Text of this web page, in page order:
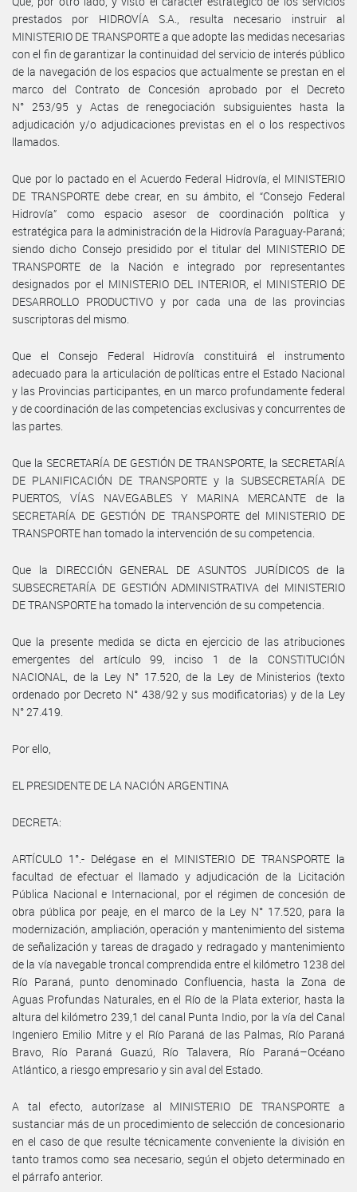
prestados por HIDROVÍA S.A., resulta necesario instruir al
MINISTERIO DE TRANSPORTE a que adopte las medidas necesarias
con el fin de garantizar la continuidad del servicio de interés público
de la navegación de los espacios que actualmente se prestan en el
marco del Contrato de Concesión aprobado por el Decreto
N° 253/95 y Actas de renegociación subsiguientes hasta la
adjudicación y/o adjudicaciones previstas en el o los respectivos
llamados.
Que por lo pactado en el Acuerdo Federal Hidrovía, el MINISTERIO
DE TRANSPORTE debe crear, en su ámbito, el “Consejo Federal
Hidrovía” como espacio asesor de coordinación política y
estratégica para la administración de la Hidrovía Paraguay-Paraná;
siendo dicho Consejo presidido por el titular del MINISTERIO DE
TRANSPORTE de la Nación e integrado por representantes
designados por el MINISTERIO DEL INTERIOR, el MINISTERIO DE
DESARROLLO PRODUCTIVO y por cada una de las provincias
suscriptoras del mismo.
Que el Consejo Federal Hidrovía constituirá el instrumento
adecuado para la articulación de políticas entre el Estado Nacional
y las Provincias participantes, en un marco profundamente federal
y de coordinación de las competencias exclusivas y concurrentes de
las partes.
Que la SECRETARÍA DE GESTIÓN DE TRANSPORTE, la SECRETARÍA
DE PLANIFICACIÓN DE TRANSPORTE y la SUBSECRETARÍA DE
PUERTOS, VÍAS NAVEGABLES Y MARINA MERCANTE de la
SECRETARÍA DE GESTIÓN DE TRANSPORTE del MINISTERIO DE
TRANSPORTE han tomado la intervención de su competencia.
Que la DIRECCIÓN GENERAL DE ASUNTOS JURÍDICOS de la
SUBSECRETARÍA DE GESTIÓN ADMINISTRATIVA del MINISTERIO
DE TRANSPORTE ha tomado la intervención de su competencia.
Que la presente medida se dicta en ejercicio de las atribuciones
emergentes del artículo 99, inciso 1 de la CONSTITUCIÓN
NACIONAL, de la Ley N° 17.520, de la Ley de Ministerios (texto
ordenado por Decreto N° 438/92 y sus modificatorias) y de la Ley
N° 27.419.
Por ello,
EL PRESIDENTE DE LA NACIÓN ARGENTINA
DECRETA:
ARTÍCULO 1°.- Delégase en el MINISTERIO DE TRANSPORTE la
facultad de efectuar el llamado y adjudicación de la Licitación
Pública Nacional e Internacional, por el régimen de concesión de
obra pública por peaje, en el marco de la Ley N° 17.520, para la
modernización, ampliación, operación y mantenimiento del sistema
de señalización y tareas de dragado y redragado y mantenimiento
de la vía navegable troncal comprendida entre el kilómetro 1238 del
Río Paraná, punto denominado Confluencia, hasta la Zona de
Aguas Profundas Naturales, en el Río de la Plata exterior, hasta la
altura del kilómetro 239,1 del canal Punta Indio, por la vía del Canal
Ingeniero Emilio Mitre y el Río Paraná de las Palmas, Río Paraná
Bravo, Río Paraná Guazú, Río Talavera, Río Paraná–Océano
Atlántico, a riesgo empresario y sin aval del Estado.
A tal efecto, autorízase al MINISTERIO DE TRANSPORTE a
sustanciar más de un procedimiento de selección de concesionario
en el caso de que resulte técnicamente conveniente la división en
tanto tramos como sea necesario, según el objeto determinado en
el párrafo anterior.